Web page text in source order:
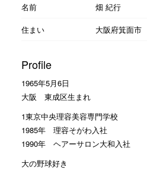
名前
畑 紀行
住まい
大阪府箕面市
Profile
1965年5月6日
大阪 東成区生まれ
1東京中央理容美容専門学校
1985年 理容そがわ入社
1990年 ヘアーサロン大和入社
大の野球好き